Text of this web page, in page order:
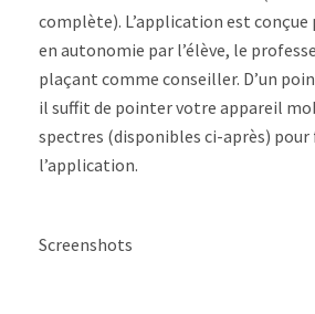
complète). L’application est
en autonomie par l’élève, le
plaçant comme conseiller. D’un
il suffit de pointer votre appareil
spectres (disponibles ci-après)
l’application.
Screenshots